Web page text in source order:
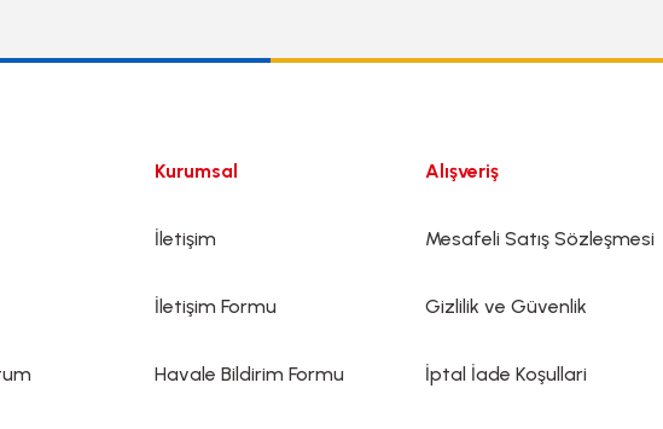
Kurumsal
İletişim
İletişim Formu
Havale Bildirim Formu
Alışveriş
Mesafeli Satış Sözleşmesi
Gizlilik ve Güvenlik
İptal İade Koşullari